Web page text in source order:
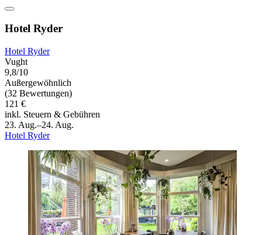
Hotel Ryder
Hotel Ryder
Vught
9,8/10
Außergewöhnlich
(32 Bewertungen)
121 €
inkl. Steuern & Gebühren
23. Aug.–24. Aug.
Hotel Ryder